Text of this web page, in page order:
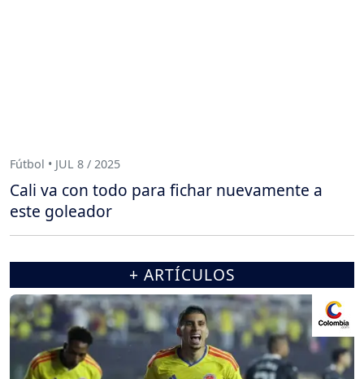
Fútbol • JUL 8 / 2025
Cali va con todo para fichar nuevamente a
este goleador
+ ARTÍCULOS